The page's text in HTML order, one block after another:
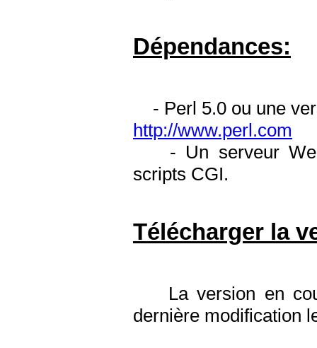
Dépendances:
- Perl 5.0 ou une
http://www.perl.com
- Un serveur Web
scripts CGI.
Télécharger la
La version en
dernière modification